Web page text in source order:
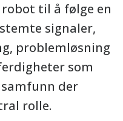
til å følge en
signaler,
problemløsning
som
der
rolle.